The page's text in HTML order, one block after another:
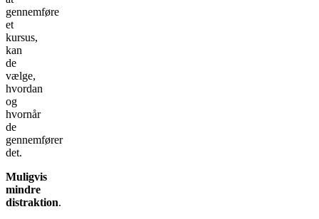
gennemføre
et
kursus,
kan
de
vælge,
hvordan
og
hvornår
de
gennemfører
det.
Muligvis
mindre
distraktion.